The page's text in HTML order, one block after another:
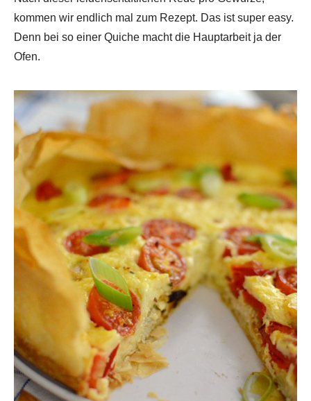
kommen wir endlich mal zum Rezept. Das ist super easy.
Denn bei so einer Quiche macht die Hauptarbeit ja der
Ofen.